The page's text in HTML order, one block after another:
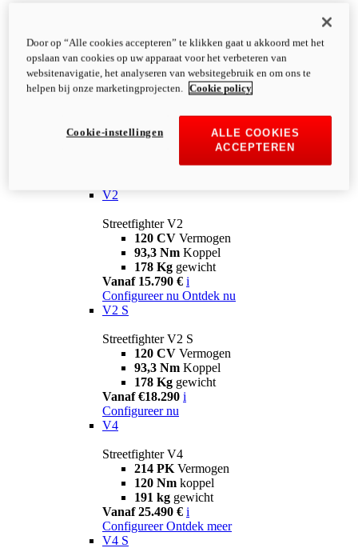
V2
Streetfighter V2
120 CV Vermogen
93,3 Nm Koppel
178 Kg gewicht
Vanaf 15.790 € i
Configureer nu Ontdek nu
V2 S
Streetfighter V2 S
120 CV Vermogen
93,3 Nm Koppel
178 Kg gewicht
Vanaf €18.290 i
Configureer nu
V4
Streetfighter V4
214 PK Vermogen
120 Nm koppel
191 kg gewicht
Vanaf 25.490 € i
Configureer Ontdek meer
V4 S
Door op “Alle cookies accepteren” te klikken gaat u akkoord met het
opslaan van cookies op uw apparaat voor het verbeteren van
websitenavigatie, het analyseren van websitegebruik en om ons te
helpen bij onze marketingprojecten.
Cookie policy
ALLE COOKIES
ACCEPTEREN
Cookie-instellingen